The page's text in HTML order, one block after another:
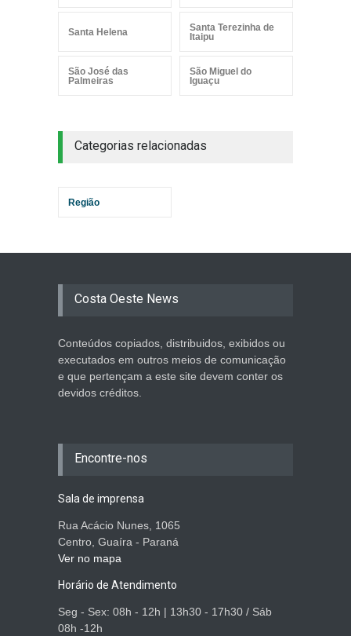
Santa Helena
Santa Terezinha de
Itaipu
São José das
Palmeiras
São Miguel do
Iguaçu
Categorias relacionadas
Região
Costa Oeste News
Conteúdos copiados, distribuidos, exibidos ou
executados em outros meios de comunicação
e que pertençam a este site devem conter os
devidos créditos.
Encontre-nos
Sala de imprensa
Rua Acácio Nunes, 1065
Centro, Guaíra - Paraná
Ver no mapa
Horário de Atendimento
Seg - Sex: 08h - 12h | 13h30 - 17h30 / Sáb
08h -12h